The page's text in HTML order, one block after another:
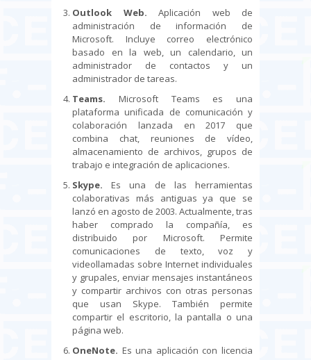
Outlook Web. Aplicación web de
administración de información de
Microsoft. Incluye correo electrónico
basado en la web, un calendario, un
administrador de contactos y un
administrador de tareas.
Teams. Microsoft Teams es una
plataforma unificada de comunicación y
colaboración lanzada en 2017 que
combina chat, reuniones de vídeo,
almacenamiento de archivos, grupos de
trabajo e integración de aplicaciones.
Skype. Es una de las herramientas
colaborativas más antiguas ya que se
lanzó en agosto de 2003. Actualmente, tras
haber comprado la compañía, es
distribuido por Microsoft. Permite
comunicaciones de texto, voz y
videollamadas sobre Internet individuales
y grupales, enviar mensajes instantáneos
y compartir archivos con otras personas
que usan Skype. También permite
compartir el escritorio, la pantalla o una
página web.
OneNote. Es una aplicación con licencia